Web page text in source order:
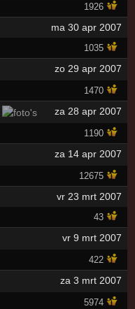
1926
ma 30 apr 2007
1035
zo 29 apr 2007
1470
za 28 apr 2007
1190
za 14 apr 2007
12675
vr 23 mrt 2007
43
vr 9 mrt 2007
422
za 3 mrt 2007
5974